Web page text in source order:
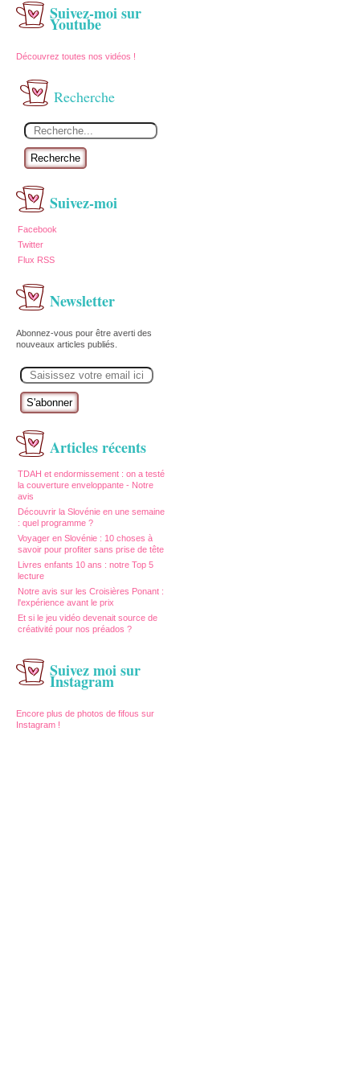
Suivez-moi sur
Youtube
Découvrez toutes nos vidéos !
Recherche
Recherche
Suivez-moi
Facebook
Twitter
Flux RSS
Newsletter
Abonnez-vous pour être averti des
nouveaux articles publiés.
m
Articles récents
TDAH et endormissement : on a testé
la couverture enveloppante - Notre
avis
Découvrir la Slovénie en une semaine
: quel programme ?
Voyager en Slovénie : 10 choses à
savoir pour profiter sans prise de tête
Livres enfants 10 ans : notre Top 5
lecture
Notre avis sur les Croisières Ponant :
l'expérience avant le prix
Et si le jeu vidéo devenait source de
créativité pour nos préados ?
Suivez moi sur
Instagram
Encore plus de photos de fifous sur
Instagram !